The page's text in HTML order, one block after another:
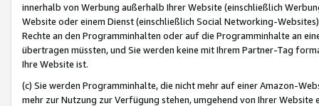
innerhalb von Werbung außerhalb Ihrer Website (einschließlich
Website oder einem Dienst (einschließlich Social Networking-
Rechte an den Programminhalten oder auf die Programminhalte an
übertragen müssten, und Sie werden keine mit Ihrem Partner-Tag
Ihre Website ist.
(c) Sie werden Programminhalte, die nicht mehr auf einer Amazon-
mehr zur Nutzung zur Verfügung stehen, umgehend von Ihrer